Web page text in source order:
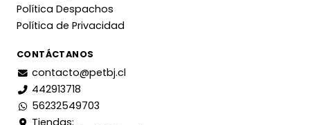
Política Despachos
Política de Privacidad
CONTÁCTANOS
contacto@petbj.cl
442913718
56232549703
Tiendas: